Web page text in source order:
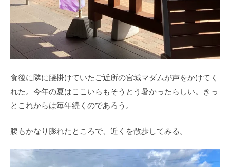
食後に隣に腰掛けていたご近所の宮城マダムが声をかけてく
れた。今年の夏はここいらもそうとう暑かったらしい。きっ
とこれからは毎年続くのであろう。
腹もかなり膨れたところで、近くを散歩してみる。